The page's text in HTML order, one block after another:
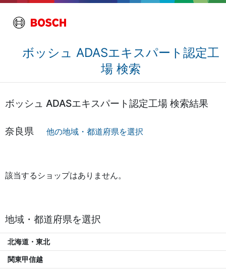
ボッシュ ADASエキスパート認定工
場 検索
ボッシュ ADASエキスパート認定工場 検索結果
奈良県 他の地域・都道府県を選択
該当するショップはありません。
地域・都道府県を選択
北海道・東北
関東甲信越